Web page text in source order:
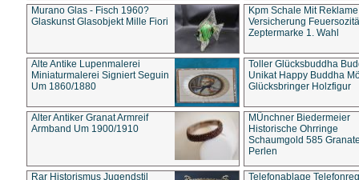
Murano Glas - Fisch 1960?
Glaskunst Glasobjekt Mille Fiori
Kpm Schale Mit Reklame
Versicherung
Zeptermarke 1. Wahl
Alte Antike Lupenmalerei
Miniaturmalerei Signiert Seguin
Um 1860/1880
Toller Glücksbuddha
Unikat Happy Buddha
Glücksbringer Holzfigur
Alter Antiker Granat Armreif
Armband Um 1900/1910
MÜnchner Biedermeier
Historische Ohrringe
Schaumgold 585
Perlen
Rar Historismus Jugendstil Telefonablage